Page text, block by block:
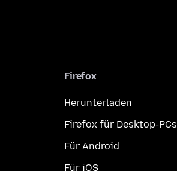
Firefox
Herunterladen
Firefox für Desktop-PCs
Für Android
Für iOS